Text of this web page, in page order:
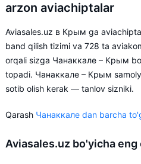
arzon aviachiptalar
Aviasales.uz в Крым ga
band qilish tizimi va 728 ta
orqali sizga Чанаккале – Крым
topadi. Чанаккале – Крым
sotib olish kerak — tanlov sizniki.
Qarash Чанаккале dan barcha
Aviasales.uz bo'yicha eng